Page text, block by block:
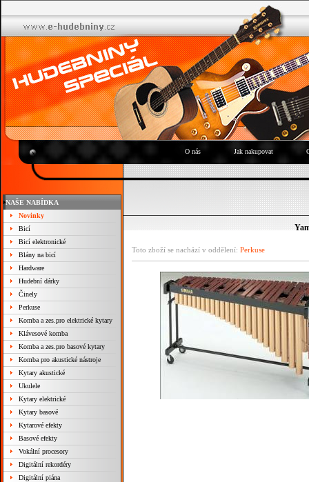
O nás Jak nakupovat
NAŠE NABÍDKA
Novinky
Bicí
Bicí elektronické
Blány na bicí
Hardware
Hudební dárky
Činely
Perkuse
Komba a zes.pro elektrické kytary
Klávesové komba
Komba a zes.pro basové kytary
Komba pro akustické nástroje
Kytary akustické
Ukulele
Kytary elektrické
Kytary basové
Kytarové efekty
Basové efekty
Vokální procesory
Digitální rekordéry
Digitální piána
Toto zboží se nachází v oddělení: Perkuse